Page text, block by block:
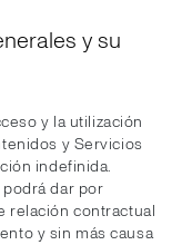
y su
y la utilización
y Servicios
indefinida.
dar por
relación contractual
y sin más causa